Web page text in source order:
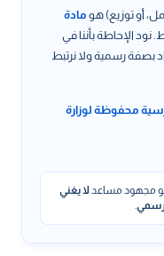
أو توزيع) هو مادة
الإحاطة بأننا في
بصفة رسمية ولا نرتبط
محفوظة لوزارة
مجهود مساعدلا يغني
.